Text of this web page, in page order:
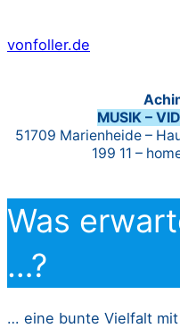
Inhalt
vonfoller.de
MUSIK –
51709 Marienheide –
199 11 –
Was
…?
… eine bunte Vielfalt